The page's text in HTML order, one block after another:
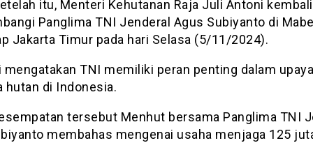
itu, Menteri Kehutanan Raja Juli Antoni kembali
Panglima TNI Jenderal Agus Subiyanto di
Jakarta Timur pada hari Selasa (5/11/2024).
mengatakan TNI memiliki peran penting dalam upaya
hutan di Indonesia.
tersebut Menhut bersama Panglima TNI
membahas mengenai usaha menjaga 125